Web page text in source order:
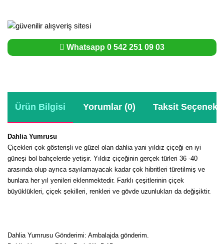
Whatsapp 0 542 251 09 03
Ürün Bilgisi Yorumlar (0) Taksit
Dahlia Yumrusu
Çiçekleri çok gösterişli ve güzel olan dahlia yani yıldız çiçeği en iyi
güneşi bol bahçelerde yetişir. Yıldız çiçeğinin gerçek türleri 36 -40
arasında olup ayrıca sayılamayacak kadar çok hibritleri türetilmiş ve
bunlara her yıl yenileri eklenmektedir. Farklı çeşitlerinin çiçek
büyüklükleri, çiçek şekilleri, renkleri ve gövde uzunlukları da değişiktir.
Dahlia Yumrusu Gönderimi: Ambalajda gönderim.